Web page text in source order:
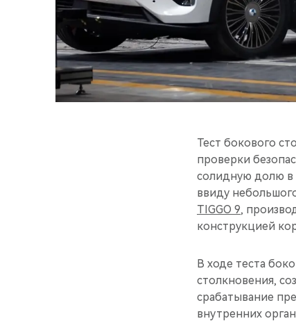
Тест бокового
проверки
солидную долю в
ввиду
TIGGO 9,
конструкцией
В ходе теста
столкновения,
срабатывание
внутренних